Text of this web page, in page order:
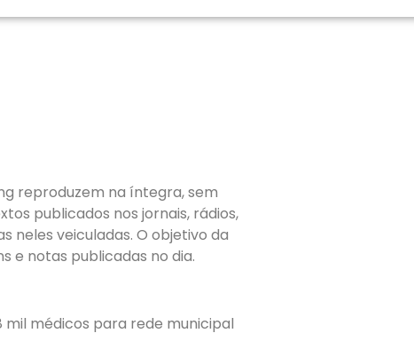
reproduzem na íntegra, sem
publicados nos jornais, rádios,
neles veiculadas. O objetivo da
e notas publicadas no dia.
médicos para rede municipal